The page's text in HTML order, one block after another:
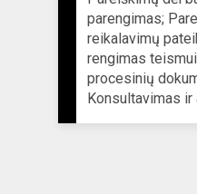
parengimas;
reikalavimų
rengimas
procesinių
Konsultavimas